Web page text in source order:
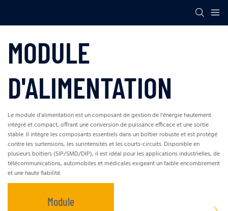
MODULE
D'ALIMENTATION
Le module d'alimentation est un composant de gestion de l'énergie hautement
intégré et compact, offrant une conversion de puissance efficace et une sortie
stable. Il intègre les composants essentiels dans un boîtier robuste et est protégé
contre les surtensions, les surintensités et les courts-circuits. Disponible en
plusieurs boîtiers (SIP/SMD/DIP), il est idéal pour les applications industrielles, de
télécommunications, automobiles et médicales exigeant un faible encombrement
et une haute fiabilité.
Module